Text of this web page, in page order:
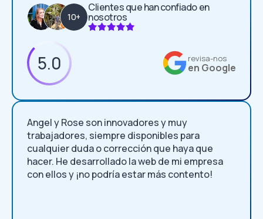
10+
Clientes que han confiado en
nosotros
5.0 revisa-nos
en Google
Angel y Rose son innovadores y muy
trabajadores, siempre disponibles para
cualquier duda o corrección que haya que
hacer. He desarrollado la web de mi empresa
con ellos y ¡no podría estar más contento!